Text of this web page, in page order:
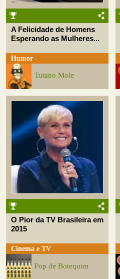
A Felicidade de Homens
Esperando as Mulheres...
Humor
Tutano Mole
O Pior da TV Brasileira em
2015
Cinema e TV
Pop de Botequim